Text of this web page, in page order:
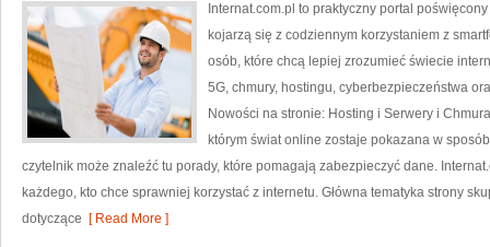
Internat.com.pl to praktyczny portal
kojarzą się z codziennym korzystaniem z
osób, które chcą lepiej zrozumieć świecie
5G, chmury, hostingu, cyberbezpieczeństwa
Nowości na stronie: Hosting i Serwery i
którym świat online zostaje pokazana w
czytelnik może znaleźć tu porady, które pomagają zabezpieczyć dane.
każdego, kto chce sprawniej korzystać z internetu. Główna tematyka strony
dotyczące [ Read More ]